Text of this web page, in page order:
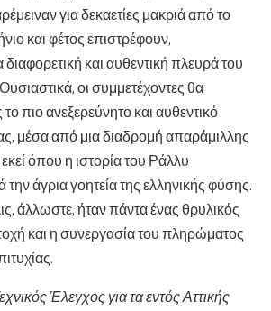
για δεκαετίες μακριά από το
και φέτος επιστρέφουν,
διαφορετική και αυθεντική πλευρά του
οι συμμετέχοντες θα
πιο ανεξερεύνητο και αυθεντικό
μέσα από μια διαδρομή απαράμιλλης
όπου η ιστορία του Ράλλυ
άγρια γοητεία της ελληνικής φύσης.
άλλωστε, ήταν πάντα ένας θρυλικός
και η συνεργασία του πληρώματος
Έλεγχος για τα εντός Αττικής